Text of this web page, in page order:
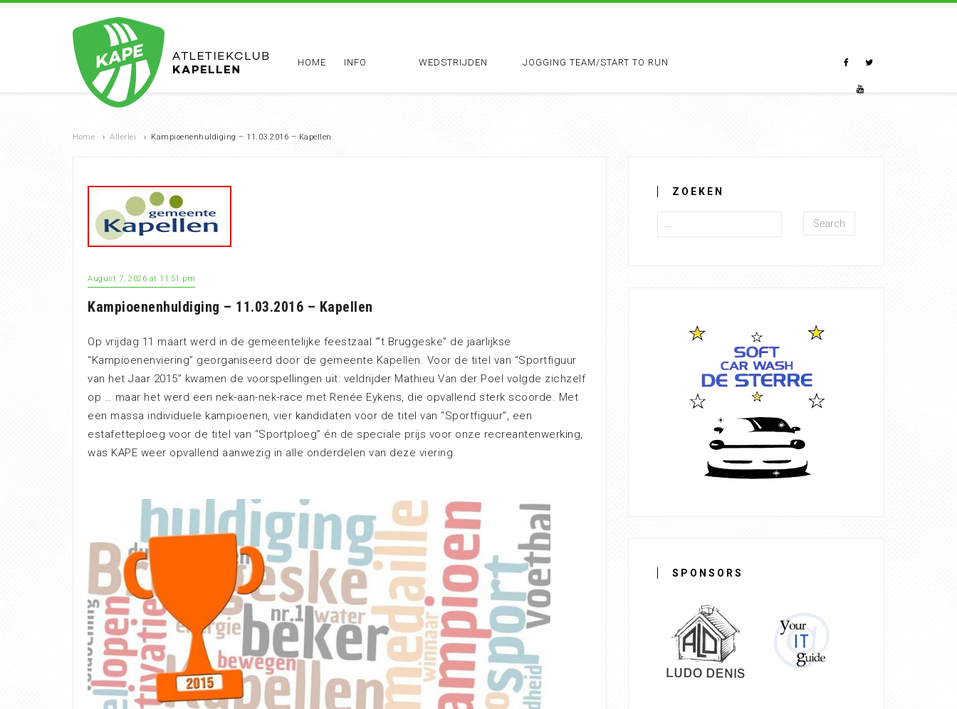
HOME INFO WEDSTRIJDEN JOGGING TEAM/START TO RUN
Home › Allerlei › Kampioenenhuldiging – 11.03.2016 – Kapellen
August 7, 2026 at 11:51 pm
Kampioenenhuldiging – 11.03.2016 – Kapellen
Op vrijdag 11 maart werd in de gemeentelijke feestzaal “’t Bruggeske” de jaarlijkse
“Kampioenenviering” georganiseerd door de gemeente Kapellen. Voor de titel van “Sportfiguur
van het Jaar 2015” kwamen de voorspellingen uit: veldrijder Mathieu Van der Poel volgde zichzelf
op … maar het werd een nek-aan-nek-race met Renée Eykens, die opvallend sterk scoorde. Met
een massa individuele kampioenen, vier kandidaten voor de titel van “Sportfiguur”, een
estafetteploeg voor de titel van “Sportploeg” én de speciale prijs voor onze recreantenwerking,
was KAPE weer opvallend aanwezig in alle onderdelen van deze viering.
ZOEKEN
Search
SPONSORS